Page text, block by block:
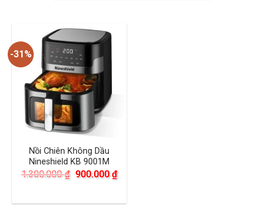
-31%
Nồi Chiên Không Dầu
Nineshield KB 9001M
1.300.000₫ Giá
1.300.000 ₫.
900.000₫Giá
hiện
là: